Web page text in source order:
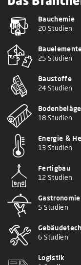
Bauchemie
20 Studien
25 Studien
Baustoffe
24 Studien
18 Studien
Energie &
13 Studien
Fertigbau
12 Studien
5 Studien
6 Studien
Logistik